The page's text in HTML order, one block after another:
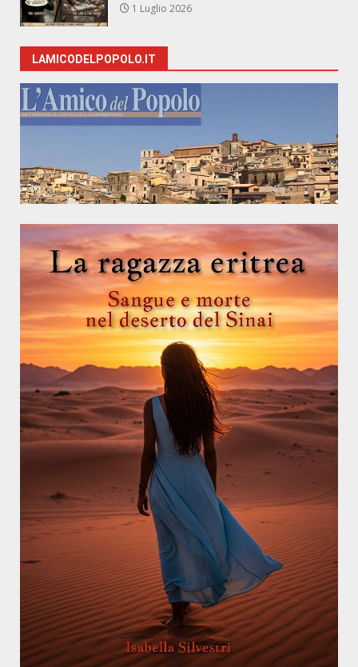
1 Luglio 2026
LAMICODELPOPOLO.IT